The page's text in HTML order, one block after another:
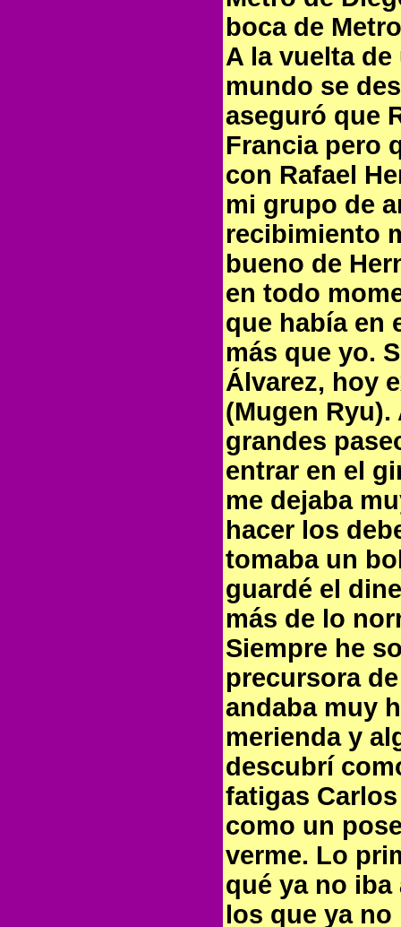
boca de
A la vuelta
mundo se
aseguró que
Francia pero
con Rafael
mi grupo de
recibimiento
bueno de
en todo
que había en
más que yo.
Álvarez, hoy
(Mugen
grandes
entrar en el
me dejaba
hacer los
tomaba un
guardé el
más de lo
Siempre he
precursora
andaba muy
merienda y
descubrí
fatigas
como un
verme. Lo
qué ya no iba
los que ya